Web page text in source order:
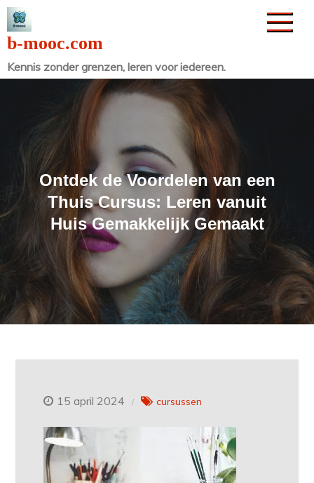
Naar
de
inhoud
gaan
b-mooc.com
Kennis zonder grenzen, leren voor iedereen.
Ontdek de Voordelen van een
Thuis Cursus: Leren vanuit
Huis Gemakkelijk Gemaakt
15 april 2024 cursussen